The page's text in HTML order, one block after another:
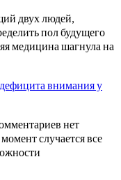
двух людей,
пол будущего
медицина шагнула на
внимания у
нет
случается все